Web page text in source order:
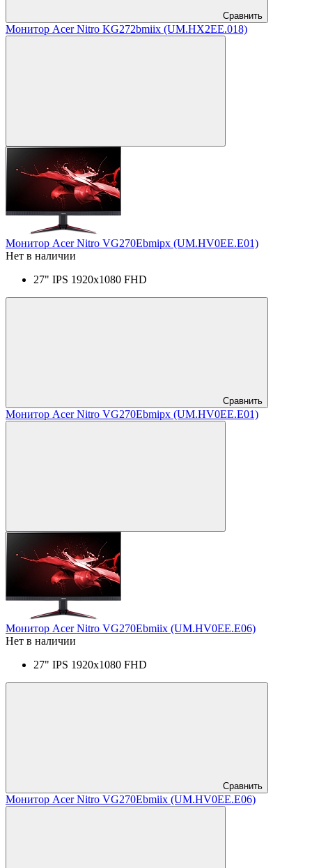
Сравнить
Монитор Acer Nitro KG272bmiix (UM.HX2EE.018)
Монитор Acer Nitro VG270Ebmipx (UM.HV0EE.E01)
Нет в наличии
27" IPS 1920x1080 FHD
Сравнить
Монитор Acer Nitro VG270Ebmipx (UM.HV0EE.E01)
Монитор Acer Nitro VG270Ebmiix (UM.HV0EE.E06)
Нет в наличии
27" IPS 1920x1080 FHD
Сравнить
Монитор Acer Nitro VG270Ebmiix (UM.HV0EE.E06)